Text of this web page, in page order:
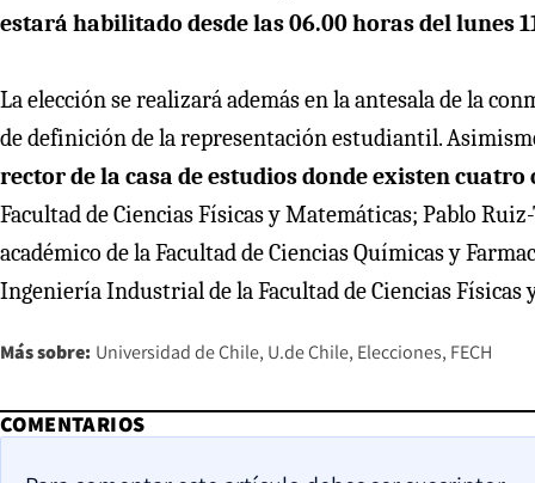
estará habilitado desde las 06.00 horas del lunes
La elección se realizará además en la antesala de la
de definición de la representación estudiantil.
rector de la casa de estudios donde existen cuatro
Facultad de Ciencias Físicas y Matemáticas; Pablo
académico de la Facultad de Ciencias Químicas y
Ingeniería Industrial de la Facultad de Ciencias Físicas
Más sobre: Universidad de Chile U.de Chile Elecciones FECH
COMENTARIOS